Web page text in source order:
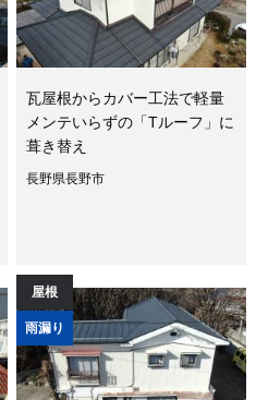
瓦屋根からカバー工法で軽量
メンテいらずの「Tルーフ」に
葺き替え
長野県長野市
屋根
雨漏り